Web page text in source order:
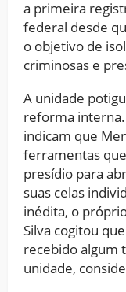
a primeira
federal desde
o objetivo de
criminosas e
A unidade
reforma
indicam que
ferramentas
presídio para
suas celas
inédita, o
Silva cogitou
recebido algum
unidade,